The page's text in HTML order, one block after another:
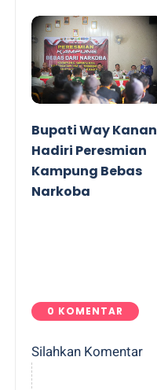
Bupati Way Kanan
Hadiri Peresmian
Kampung Bebas
Narkoba
0 KOMENTAR
Silahkan Komentar